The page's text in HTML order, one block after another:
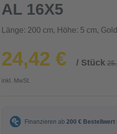
AL 16X5
Länge: 200 cm, Höhe: 5 cm, Gold
24,42 € / Stück
inkl. MwSt.